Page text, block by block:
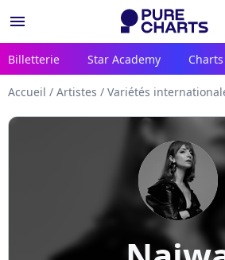
menu
Billetterie Star Academy
Accueil / Artistes / Variétés